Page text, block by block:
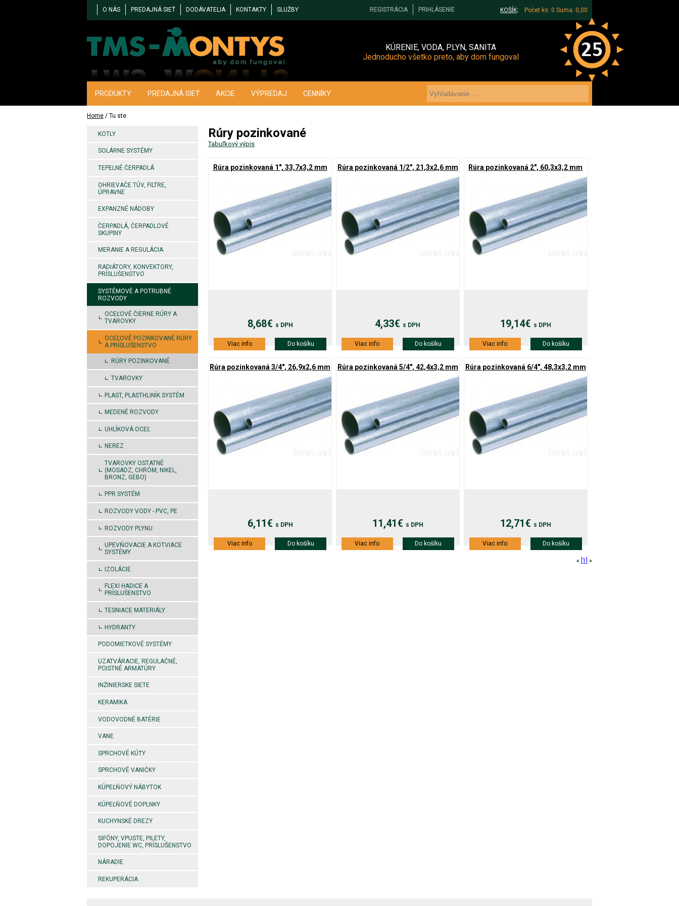
O NÁS PREDAJNÁ SIEŤ DODÁVATELIA KONTAKTY SLUŽBY REGISTRÁCIA PRIHLÁSENIE KOŠÍK: Počet ks: 0 Suma: 0,00
KÚRENIE, VODA, PLYN, SANITA
Jednoducho všetko preto, aby dom fungoval
PRODUKTY PREDAJNÁ SIEŤ AKCIE VÝPREDAJ CENNÍKY
Home / Tu ste
KOTLY
SOLÁRNE SYSTÉMY
TEPELNÉ ČERPADLÁ
OHRIEVAČE TÚV, FILTRE,
ÚPRAVNE
EXPANZNÉ NÁDOBY
ČERPADLÁ, ČERPADLOVÉ
SKUPINY
MERANIE A REGULÁCIA
RADIÁTORY, KONVEKTORY,
PRÍSLUŠENSTVO
SYSTÉMOVÉ A POTRUBNÉ
ROZVODY
OCEĽOVÉ ČIERNE RÚRY A
TVAROVKY
OCEĽOVÉ POZINKOVANÉ RÚRY
A PRÍSLUŠENSTVO
RÚRY POZINKOVANÉ
TVAROVKY
PLAST, PLASTHLINÍK SYSTÉM
MEDENÉ ROZVODY
UHLÍKOVÁ OCEĽ
NEREZ
TVAROVKY OSTATNÉ
(MOSADZ, CHRÓM, NIKEL,
BRONZ, GEBO)
PPR SYSTÉM
ROZVODY VODY - PVC, PE
ROZVODY PLYNU
UPEVŇOVACIE A KOTVIACE
SYSTÉMY
IZOLÁCIE
FLEXI HADICE A
PRÍSLUŠENSTVO
TESNIACE MATERIÁLY
HYDRANTY
PODOMIETKOVÉ SYSTÉMY
UZATVÁRACIE, REGULAČNÉ,
POISTNÉ ARMATÚRY
INŽINIERSKE SIETE
KERAMIKA
VODOVODNÉ BATÉRIE
VANE
SPRCHOVÉ KÚTY
SPRCHOVÉ VANIČKY
KÚPEĽŇOVÝ NÁBYTOK
KÚPEĽŇOVÉ DOPLNKY
KUCHYNSKÉ DREZY
SIFÓNY, VPUSTE, PILETY,
DOPOJENIE WC, PRÍSLUŠENSTVO
NÁRADIE
REKUPERÁCIA
Rúry pozinkované
Tabuľkový výpis
Rúra pozinkovaná 1", 33,7x3,2 mm
8,68€ s DPH
Viac info Do košíku
Rúra pozinkovaná 1/2", 21,3x2,6 mm
4,33€ s DPH
Viac info Do košíku
Rúra pozinkovaná 2", 60,3x3,2 mm
19,14€ s DPH
Viac info Do košíku
Rúra pozinkovaná 3/4", 26,9x2,6 mm
6,11€ s DPH
Viac info Do košíku
Rúra pozinkovaná 5/4", 42,4x3,2 mm
11,41€ s DPH
Viac info Do košíku
Rúra pozinkovaná 6/4", 48,3x3,2 mm
12,71€ s DPH
Viac info Do košíku
« [1] »